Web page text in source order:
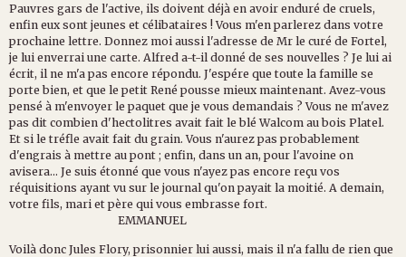
Pauvres gars de l'active, ils doivent déjà en avoir enduré de cruels,
enfin eux sont jeunes et célibataires ! Vous m'en parlerez dans votre
prochaine lettre. Donnez moi aussi l'adresse de Mr le curé de Fortel,
je lui enverrai une carte. Alfred a-t-il donné de ses nouvelles ? Je lui ai
écrit, il ne m'a pas encore répondu. J'espére que toute la famille se
porte bien, et que le petit René pousse mieux maintenant. Avez-vous
pensé à m'envoyer le paquet que je vous demandais ? Vous ne m'avez
pas dit combien d'hectolitres avait fait le blé Walcom au bois Platel.
Et si le tréfle avait fait du grain. Vous n'aurez pas probablement
d'engrais à mettre au pont ; enfin, dans un an, pour l'avoine on
avisera... Je suis étonné que vous n'ayez pas encore reçu vos
réquisitions ayant vu sur le journal qu'on payait la moitié. A demain,
votre fils, mari et père qui vous embrasse fort.
EMMANUEL
Voilà donc Jules Flory, prisonnier lui aussi, mais il n'a fallu de rien que